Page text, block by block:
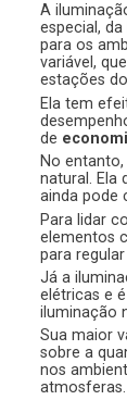
A
especial,
para os
variável,
estações
Ela tem
de
No
natural. Ela
ainda pode
Para lidar
elementos
para
Já a
elétricas e
iluminação
Sua maior
sobre a
nos
atmosferas.